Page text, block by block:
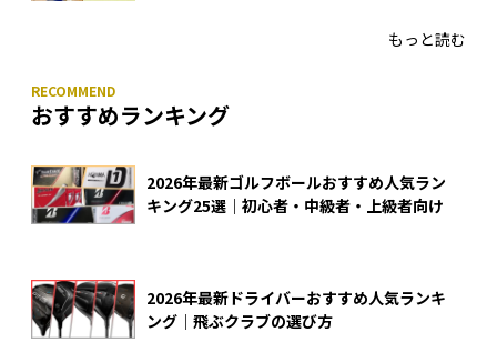
もっと読む
おすすめランキング
2026年最新ゴルフボールおすすめ人気ラン
キング25選｜初心者・中級者・上級者向け
2026年最新ドライバーおすすめ人気ランキ
ング｜飛ぶクラブの選び方